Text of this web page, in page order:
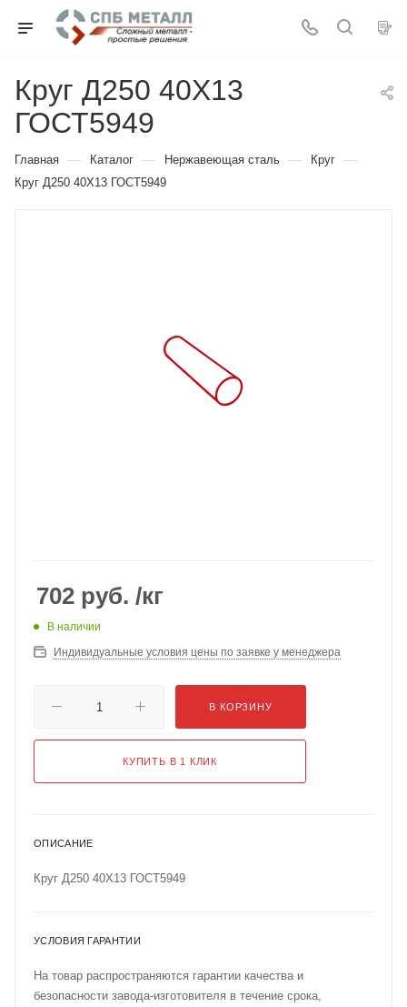
Круг Д250 40Х13
ГОСТ5949
Главная — Каталог — Нержавеющая сталь — Круг —
Круг Д250 40Х13 ГОСТ5949
702 руб. /кг
В наличии
Индивидуальные условия цены по заявке у менеджера
В КОРЗИНУ
КУПИТЬ В 1 КЛИК
ОПИСАНИЕ
Круг Д250 40Х13 ГОСТ5949
УСЛОВИЯ ГАРАНТИИ
На товар распространяются гарантии качества и
безопасности завода-изготовителя в течение срока,